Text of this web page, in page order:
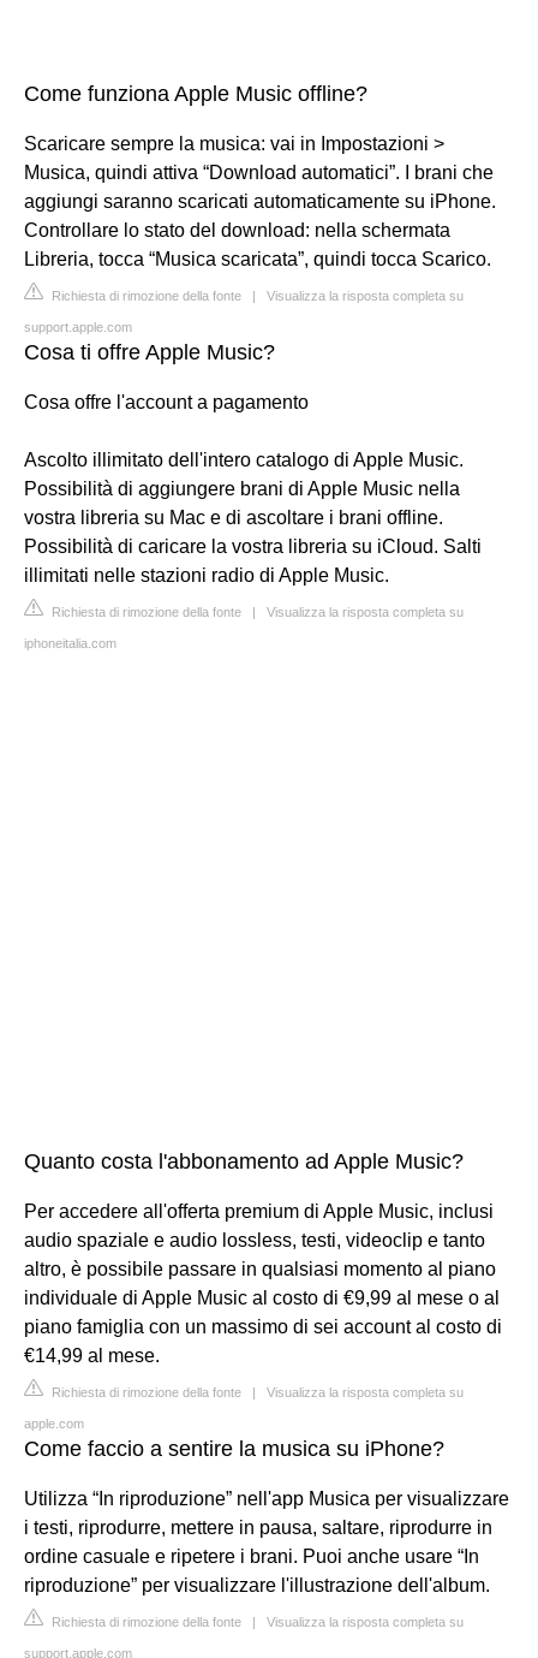
Come funziona Apple Music offline?
Scaricare sempre la musica: vai in Impostazioni >
Musica, quindi attiva “Download automatici”. I brani che
aggiungi saranno scaricati automaticamente su iPhone.
Controllare lo stato del download: nella schermata
Libreria, tocca “Musica scaricata”, quindi tocca Scarico.
Richiesta di rimozione della fonte | Visualizza la risposta completa su
support.apple.com
Cosa ti offre Apple Music?
Cosa offre l'account a pagamento
Ascolto illimitato dell'intero catalogo di Apple Music.
Possibilità di aggiungere brani di Apple Music nella
vostra libreria su Mac e di ascoltare i brani offline.
Possibilità di caricare la vostra libreria su iCloud. Salti
illimitati nelle stazioni radio di Apple Music.
Richiesta di rimozione della fonte | Visualizza la risposta completa su
iphoneitalia.com
Quanto costa l'abbonamento ad Apple Music?
Per accedere all'offerta premium di Apple Music, inclusi
audio spaziale e audio lossless, testi, videoclip e tanto
altro, è possibile passare in qualsiasi momento al piano
individuale di Apple Music al costo di €9,99 al mese o al
piano famiglia con un massimo di sei account al costo di
€14,99 al mese.
Richiesta di rimozione della fonte | Visualizza la risposta completa su
apple.com
Come faccio a sentire la musica su iPhone?
Utilizza “In riproduzione” nell'app Musica per visualizzare
i testi, riprodurre, mettere in pausa, saltare, riprodurre in
ordine casuale e ripetere i brani. Puoi anche usare “In
riproduzione” per visualizzare l'illustrazione dell'album.
Richiesta di rimozione della fonte | Visualizza la risposta completa su
support.apple.com